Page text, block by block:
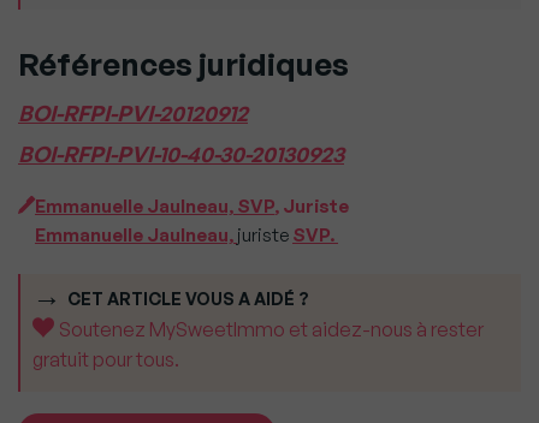
Références juridiques
BOI-RFPI-PVI-20120912
BOI-RFPI-PVI-10-40-30-20130923
Emmanuelle Jaulneau, SVP, Juriste
Emmanuelle Jaulneau, juriste SVP.
CET ARTICLE VOUS A AIDÉ ?
Soutenez MySweetImmo et aidez-nous à rester
gratuit pour tous.